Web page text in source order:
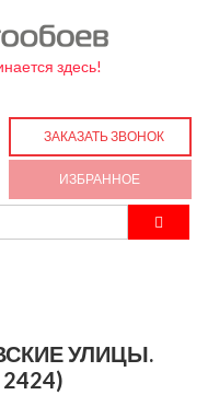
здесь!
ЗАКАЗАТЬ ЗВОНОК
ИЗБРАННОЕ
УЛИЦЫ.